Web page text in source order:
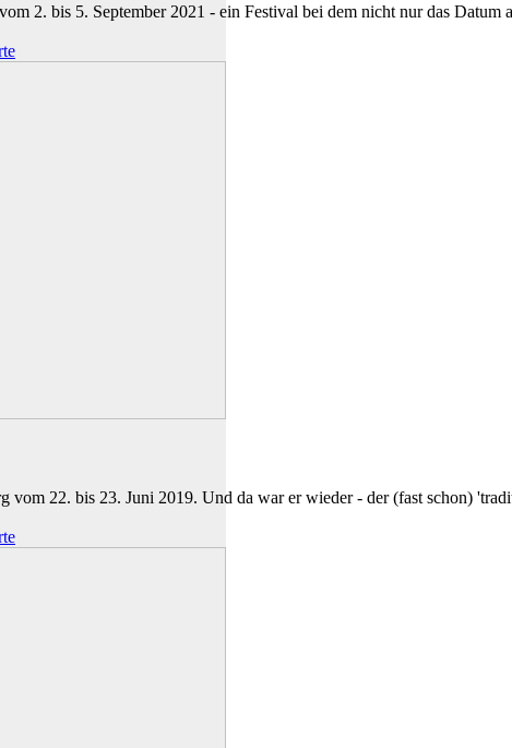
2. bis 5. September 2021 - ein Festival bei dem nicht nur das
vom 22. bis 23. Juni 2019. Und da war er wieder - der (fast schon)